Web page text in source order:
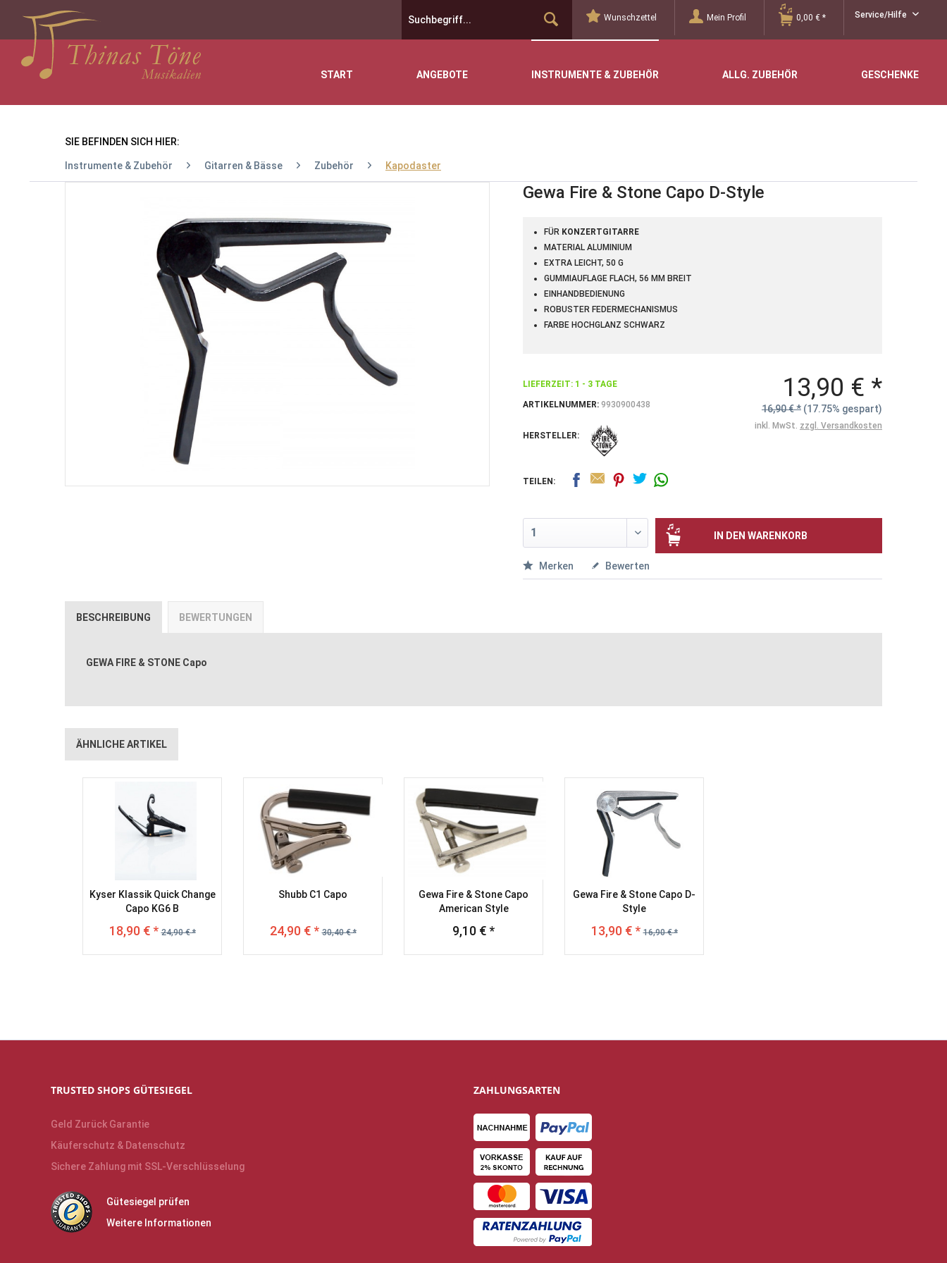
Service/Hilfe
Wunschzettel Mein Profil 0,00 € *
START ANGEBOTE INSTRUMENTE & ZUBEHÖR ALLG. ZUBEHÖR GESCHENKE
SIE BEFINDEN SICH HIER:
Instrumente & Zubehör Gitarren & Bässe Zubehör Kapodaster
Gewa Fire & Stone Capo D-Style
FÜR KONZERTGITARRE
MATERIAL ALUMINIUM
EXTRA LEICHT, 50 G
GUMMIAUFLAGE FLACH, 56 MM BREIT
EINHANDBEDIENUNG
ROBUSTER FEDERMECHANISMUS
FARBE HOCHGLANZ SCHWARZ
LIEFERZEIT: 1 - 3 TAGE
ARTIKELNUMMER: 9930900438
HERSTELLER:
13,90 € *
16,90 € * (17.75% gespart)
inkl. MwSt. zzgl. Versandkosten
TEILEN:
IN DEN WARENKORB
Merken Bewerten
BESCHREIBUNG BEWERTUNGEN
GEWA FIRE & STONE Capo
ÄHNLICHE ARTIKEL
Kyser Klassik Quick Change
Capo KG6 B
18,90 € * 24,90 € *
Shubb C1 Capo
24,90 € * 30,40 € *
Gewa Fire & Stone Capo
American Style
9,10 € *
Gewa Fire & Stone Capo D-
Style
13,90 € * 16,90 € *
TRUSTED SHOPS GÜTESIEGEL
Geld Zurück Garantie
Käuferschutz & Datenschutz
Sichere Zahlung mit SSL-Verschlüsselung
Gütesiegel prüfen
Weitere Informationen
ZAHLUNGSARTEN